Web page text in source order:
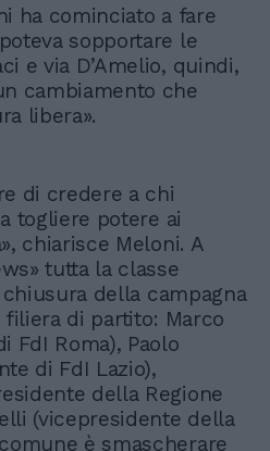
ha cominciato a fare
sopportare le
e via D’Amelio, quindi,
cambiamento che
libera».
di credere a chi
togliere potere ai
chiarisce Meloni. A
tutta la classe
della campagna
filiera di partito: Marco
FdI Roma), Paolo
di FdI Lazio),
della Regione
(vicepresidente della
è smascherare